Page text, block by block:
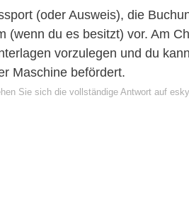
(oder Ausweis), die
(wenn du es besitzt) vor. Am
vorzulegen und du
Maschine befördert.
Sie sich die vollständige Antwort auf